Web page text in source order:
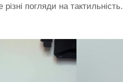
погляди на тактильність.